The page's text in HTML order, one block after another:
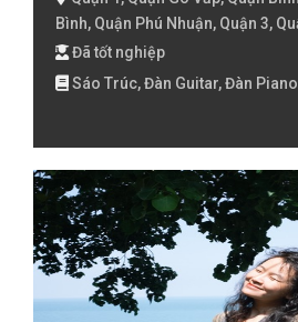
Bình, Quận Phú Nhuận, Quận 3,
Quận 4, Quận 5, Quận 6, Quận Bình
Minh
Đã tốt nghiệp
Sáo Trúc, Đàn Guitar, Đàn Piano